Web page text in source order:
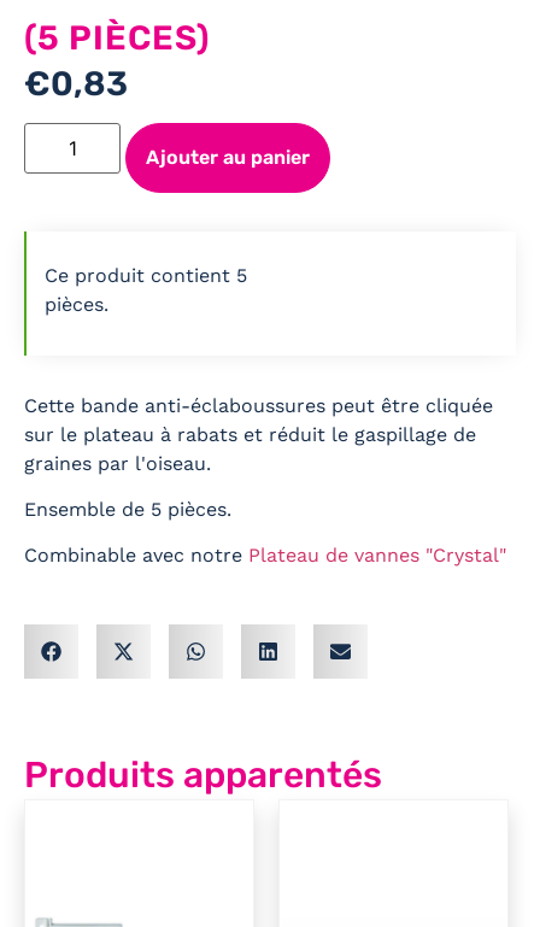
(5 PIÈCES)
€0,83
Ajouter au panier
Ce produit contient 5
pièces.
Cette bande anti-éclaboussures peut être cliquée
sur le plateau à rabats et réduit le gaspillage de
graines par l'oiseau.
Ensemble de 5 pièces.
Combinable avec notre Plateau de vannes "Crystal"
Produits apparentés